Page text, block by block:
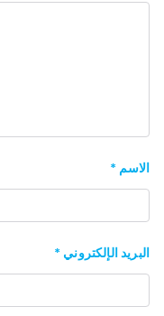
الاسم *
البريد الإلكتروني *